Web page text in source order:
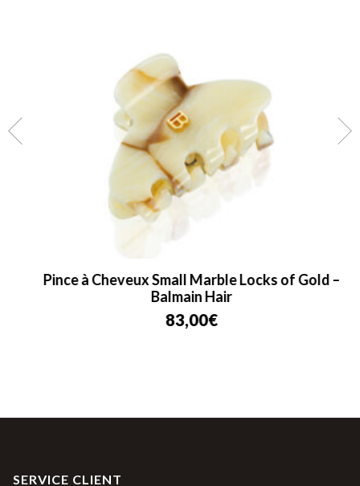
Pince à Cheveux Small Marble Locks of Gold –
Balmain Hair
83,00€
SERVICE CLIENT